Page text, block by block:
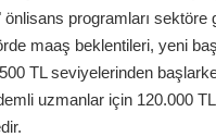
programları sektöre
maaş beklentileri, yeni
TL seviyelerinden
uzmanlar için 120.000